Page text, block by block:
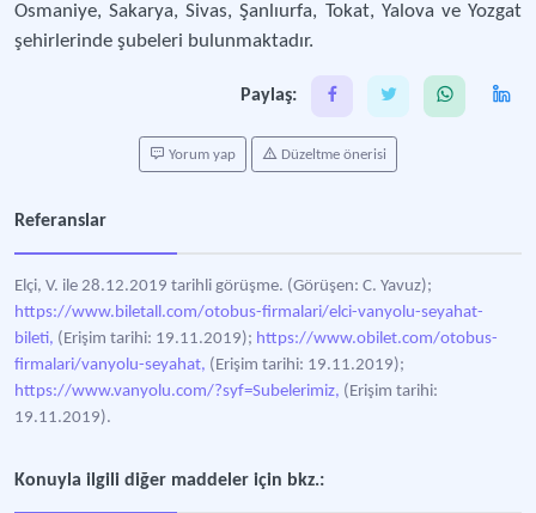
Osmaniye, Sakarya, Sivas, Şanlıurfa, Tokat, Yalova ve Yozgat
şehirlerinde şubeleri bulunmaktadır.
Paylaş:
Yorum yap Düzeltme önerisi
Referanslar
Elçi, V. ile 28.12.2019 tarihli görüşme. (Görüşen: C. Yavuz);
https://www.biletall.com/otobus-firmalari/elci-vanyolu-seyahat-
bileti, (Erişim tarihi: 19.11.2019); https://www.obilet.com/otobus-
firmalari/vanyolu-seyahat, (Erişim tarihi: 19.11.2019);
https://www.vanyolu.com/?syf=Subelerimiz, (Erişim tarihi:
19.11.2019).
Konuyla ilgili diğer maddeler için bkz.: